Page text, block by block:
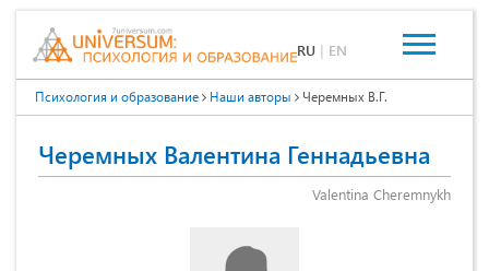
RU | EN
Психология и образование Наши авторы Черемных В.Г.
Черемных Валентина Геннадьевна
Valentina Cheremnykh